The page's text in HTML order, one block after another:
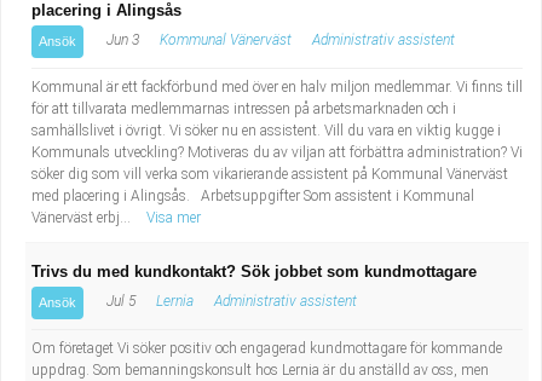
placering i Alingsås
Ansök Jun 3 Kommunal Vänerväst Administrativ assistent
Kommunal är ett fackförbund med över en halv miljon medlemmar. Vi finns till
för att tillvarata medlemmarnas intressen på arbetsmarknaden och i
samhällslivet i övrigt. Vi söker nu en assistent. Vill du vara en viktig kugge i
Kommunals utveckling? Motiveras du av viljan att förbättra administration? Vi
söker dig som vill verka som vikarierande assistent på Kommunal Vänerväst
med placering i Alingsås. Arbetsuppgifter Som assistent i Kommunal
Vänerväst erbj...
Visa mer
Trivs du med kundkontakt? Sök jobbet som kundmottagare
Ansök Jul 5 Lernia Administrativ assistent
Om företaget Vi söker positiv och engagerad kundmottagare för kommande
uppdrag. Som bemanningskonsult hos Lernia är du anställd av oss, men